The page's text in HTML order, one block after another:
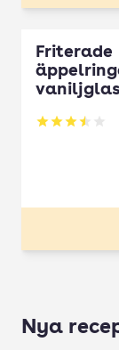
Friterade
Betyg: 3.51
Nya